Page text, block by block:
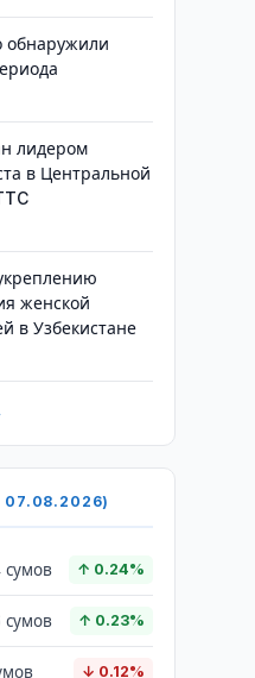
обнаружили
лидером
в Центральной
женской
в Узбекистане
сумов ↑ 0.24%
сумов ↑ 0.23%
↓ 0.12%